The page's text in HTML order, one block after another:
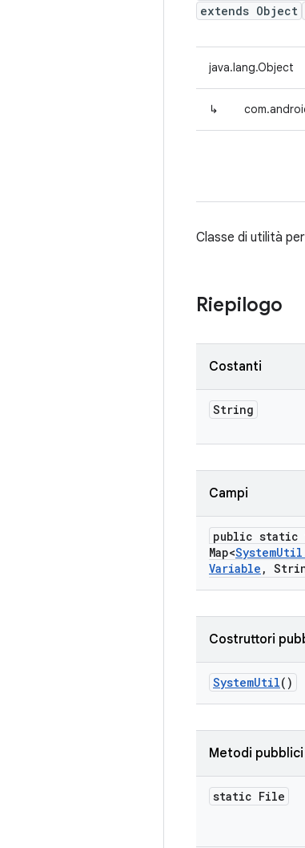
extends Object
java.lang.Object
↳
Classe di utilità
Riepilogo
Costanti
String
Campi
public static
Map<SystemUtil
Variable ,
Costruttori
SystemUtil()
Metodi pubblici
static File